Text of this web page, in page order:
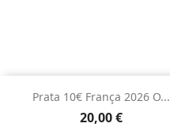
Prata 10€ França 2026 O...
Preço
20,00 €